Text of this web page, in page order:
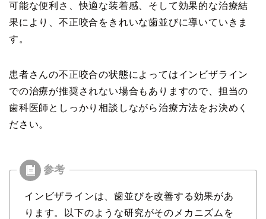
可能な便利さ、快適な装着感、そして効果的な治療結
果により、不正咬合をきれいな歯並びに導いていきま
す。
患者さんの不正咬合の状態によってはインビザライン
での治療が推奨されない場合もありますので、担当の
歯科医師としっかり相談しながら治療方法をお決めく
ださい。
インビザラインは、歯並びを改善する効果があ
ります。以下のような研究がそのメカニズムを